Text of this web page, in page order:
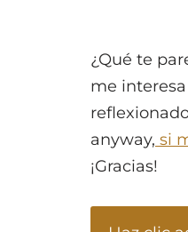
¿Qué te
me
anyway, si
¡Gracias!